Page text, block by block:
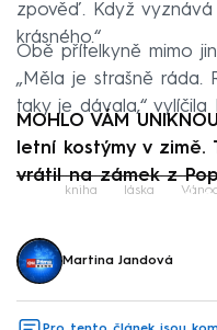
zpověď. Když
krásného.“
Obě přítelkyně mimo
„Měla je strašně ráda.
taky je dávala,“ vylíčila
MOHLO VÁM
letní kostýmy v
vrátil na zámek z
kniha láska
Martina Jandová